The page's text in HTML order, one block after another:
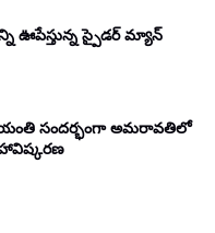
ఊపేస్తున్న స్పైడర్ మ్యాన్
సందర్భంగా అమరావతిలో